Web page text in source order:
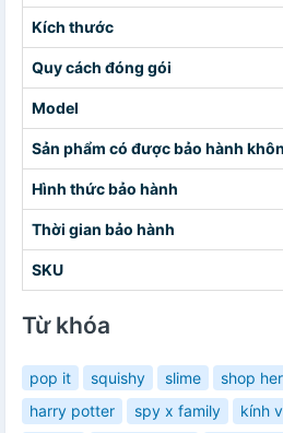
Kích thước
Quy cách đóng gói
Model
Sản phẩm có được bảo hành
Hình thức bảo hành
Thời gian bảo hành
SKU
Từ khóa
pop it squishy slime shop
harry potter
spy x family kính